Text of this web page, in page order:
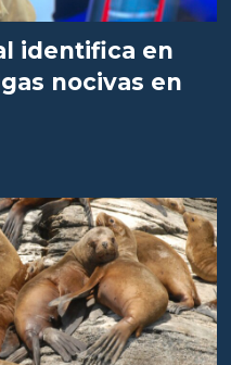
identifica en
nocivas en